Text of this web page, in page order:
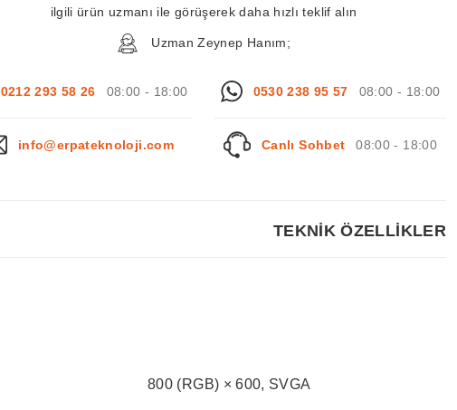
ilgili ürün uzmanı ile görüşerek daha hızlı teklif alın
Uzman Zeynep Hanım;
0212 293 58 26 08:00 - 18:00 0530 238 95 57 08:00 - 18:00
info@erpateknoloji.com Canlı Sohbet 08:00 - 18:00
TEKNİK ÖZELLİKLER
800 (RGB) × 600, SVGA